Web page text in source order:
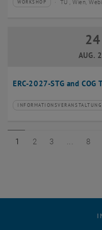
Veranstaltungstyp:
WORKSHOP
Veranstaltungsort:TU , Wien,
ERC-2027-STG and
24
AUG.
Veranstaltungstyp:
INFORMATIONSVERANSTALTUNG
Veranstaltungsort:
Seite 1 von 8
1 Seite 2 von 8
2 Seite 3 von 8
3 8